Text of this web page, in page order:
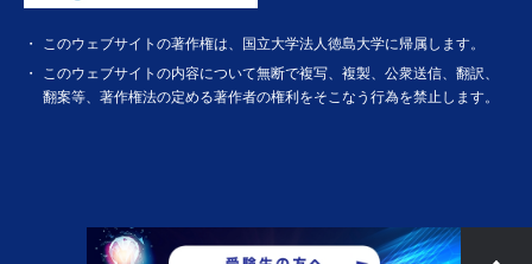
このウェブサイトの著作権は、国立大学法人徳島大学に帰属します。
このウェブサイトの内容について無断で複写、複製、公衆送信、翻訳、
翻案等、著作権法の定める著作者の権利をそこなう行為を禁止します。